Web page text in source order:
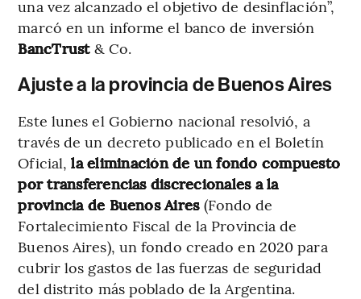
una vez alcanzado el objetivo de desinflación”,
marcó en un informe el banco de inversión
BancTrust& Co.
Ajuste a la provincia de Buenos Aires
Este lunes el Gobierno nacional resolvió, a
través de un decreto publicado en el Boletín
Oficial, la eliminación de un fondo compuesto
por transferencias discrecionales a la
provincia de Buenos Aires(Fondo de
Fortalecimiento Fiscal de la Provincia de
Buenos Aires), un fondo creado en 2020 para
cubrir los gastos de las fuerzas de seguridad
del distrito más poblado de la Argentina.